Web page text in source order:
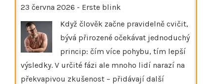
23 června 2026 - Erste blink
Když člověk začne pravidelně cvičit,
bývá přirozené očekávat jednoduchý
princip: čím více pohybu, tím lepší
výsledky. V určité fázi ale mnoho lidí narazí na
překvapivou zkušenost – přidávají další